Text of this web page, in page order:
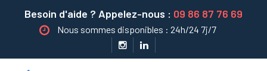
Besoin d'aide ? Appelez-nous : 09 86 87 76 69
Nous sommes disponibles : 24h/24 7j/7